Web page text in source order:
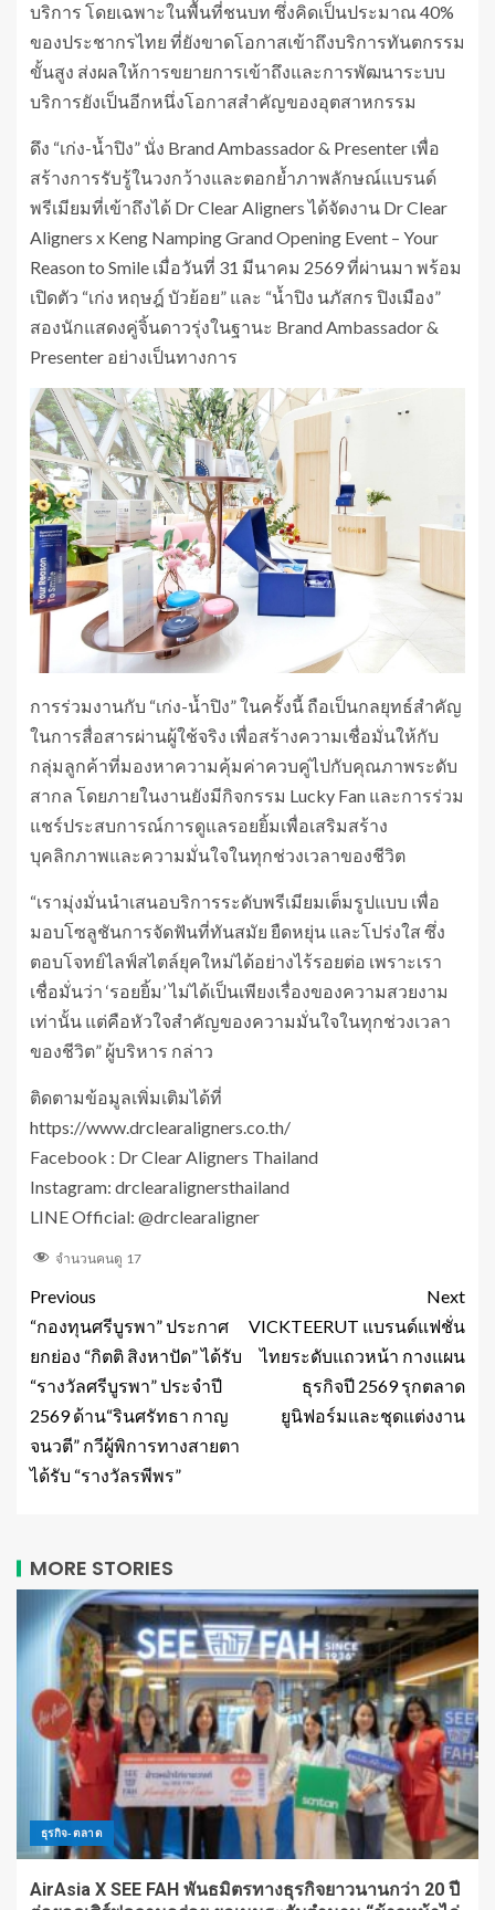
บริการ โดยเฉพาะในพื้นที่ชนบท ซึ่งคิดเป็นประมาณ 40%
ของประชากรไทย ที่ยังขาดโอกาสเข้าถึงบริการทันตกรรม
ขั้นสูง ส่งผลให้การขยายการเข้าถึงและการพัฒนาระบบ
บริการยังเป็นอีกหนึ่งโอกาสสำคัญของอุตสาหกรรม
ดึง “เก่ง-น้ำปิง” นั่ง Brand Ambassador & Presenter เพื่อ
สร้างการรับรู้ในวงกว้างและตอกย้ำภาพลักษณ์แบรนด์
พรีเมียมที่เข้าถึงได้ Dr Clear Aligners ได้จัดงาน Dr Clear
Aligners x Keng Namping Grand Opening Event – Your
Reason to Smile เมื่อวันที่ 31 มีนาคม 2569 ที่ผ่านมา พร้อม
เปิดตัว “เก่ง หฤษฎ์ บัวย้อย” และ “น้ำปิง นภัสกร ปิงเมือง”
สองนักแสดงคู่จิ้นดาวรุ่งในฐานะ Brand Ambassador &
Presenter อย่างเป็นทางการ
การร่วมงานกับ “เก่ง-น้ำปิง” ในครั้งนี้ ถือเป็นกลยุทธ์สำคัญ
ในการสื่อสารผ่านผู้ใช้จริง เพื่อสร้างความเชื่อมั่นให้กับ
กลุ่มลูกค้าที่มองหาความคุ้มค่าควบคู่ไปกับคุณภาพระดับ
สากล โดยภายในงานยังมีกิจกรรม Lucky Fan และการร่วม
แชร์ประสบการณ์การดูแลรอยยิ้มเพื่อเสริมสร้าง
บุคลิกภาพและความมั่นใจในทุกช่วงเวลาของชีวิต
“เรามุ่งมั่นนำเสนอบริการระดับพรีเมียมเต็มรูปแบบ เพื่อ
มอบโซลูชันการจัดฟันที่ทันสมัย ยืดหยุ่น และโปร่งใส ซึ่ง
ตอบโจทย์ไลฟ์สไตล์ยุคใหม่ได้อย่างไร้รอยต่อ เพราะเรา
เชื่อมั่นว่า ‘รอยยิ้ม’ ไม่ได้เป็นเพียงเรื่องของความสวยงาม
เท่านั้น แต่คือหัวใจสำคัญของความมั่นใจในทุกช่วงเวลา
ของชีวิต” ผู้บริหาร กล่าว
ติดตามข้อมูลเพิ่มเติมได้ที่
https://www.drclearaligners.co.th/
Facebook : Dr Clear Aligners Thailand
Instagram: drclearalignersthailand
LINE Official: @drclearaligner
จำนวนคนดู 17
Previous
“กองทุนศรีบูรพา” ประกาศ
ยกย่อง “กิตติ สิงหาปัด” ได้รับ
“รางวัลศรีบูรพา” ประจำปี
2569 ด้าน“รินศรัทธา กาญ
จนวตี” กวีผู้พิการทางสายตา
ได้รับ “รางวัลรพีพร”
Next
VICKTEERUT แบรนด์แฟชั่น
ไทยระดับแถวหน้า กางแผน
ธุรกิจปี 2569 รุกตลาด
ยูนิฟอร์มและชุดแต่งงาน
MORE STORIES
ธุรกิจ-ตลาด
AirAsia X SEE FAH พันธมิตรทางธุรกิจยาวนานกว่า 20 ปี